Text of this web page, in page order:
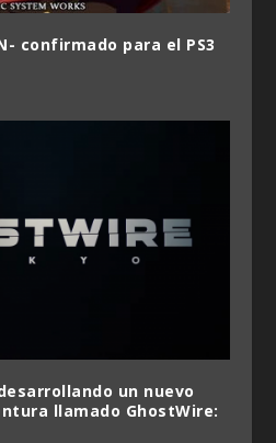
confirmado para el PS3
un nuevo
llamado GhostWire: